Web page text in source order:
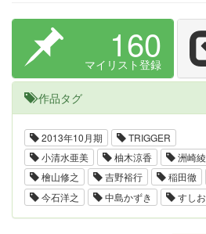
160
マイリスト登録
作品タグ
2013年10月期
TRIGGER
小清水亜美
柚木涼香 洲崎綾
檜山修之
吉野裕行 稲田徹
今石洋之
中島かずき すしお